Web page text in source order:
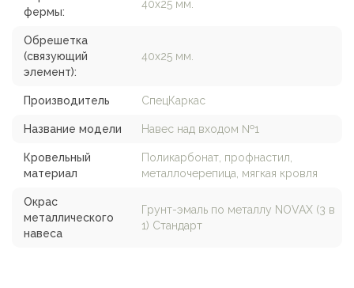
фермы:
40х25 мм.
Обрешетка
(связующий
элемент):
40х25 мм.
Производитель СпецКаркас
Название модели Навес над входом №1
Кровельный
материал
Поликарбонат, профнастил,
металлочерепица, мягкая кровля
Окрас
металлического
навеса
Грунт-эмаль по металлу NOVAX (3 в
1) Стандарт